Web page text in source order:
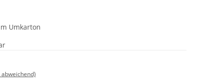
Umkarton